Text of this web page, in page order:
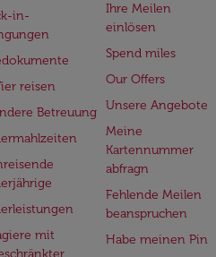
in-
reisen
Betreuung
mit
Ihre Meilen
einlösen
Spend miles
Our Offers
Unsere Angebote
Meine
Kartennummer
abfragn
Fehlende Meilen
beanspruchen
Habe meinen Pin